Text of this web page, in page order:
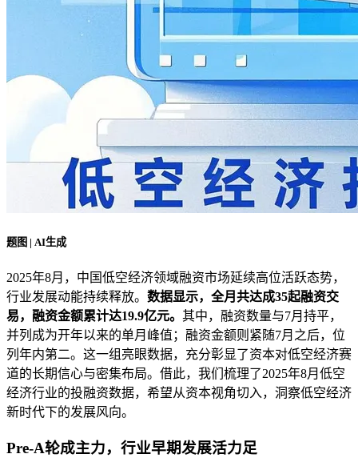
题图 | AI生成
2025年8月，中国低空经济领域融资市场延续高位活跃态势，
行业发展动能持续释放。 数据显示，全月共达成35起融资交
易，融资金额累计达19.9亿元。 其中，融资数量与7月持平，
并列成为开年以来的单月峰值；融资金额则紧随7月之后，位
列年内第二。这一组亮眼数据，充分彰显了资本对低空经济赛
道的长期信心与密集布局。借此，我们梳理了2025年8月低空
经济行业的投融资数据，希望从资本视角切入，洞察低空经济
新时代下的发展风向。
Pre-A轮成主力，行业早期发展活力足